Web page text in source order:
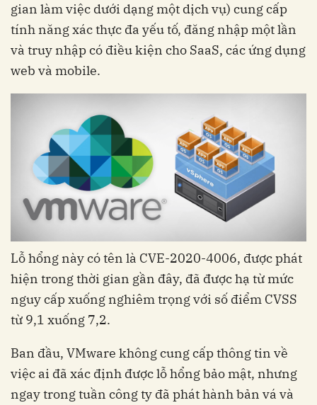
gian làm việc dưới dạng một dịch vụ) cung cấp
tính năng xác thực đa yếu tố, đăng nhập một lần
và truy nhập có điều kiện cho SaaS, các ứng dụng
web và mobile.
Lỗ hổng này có tên là CVE-2020-4006, được phát
hiện trong thời gian gần đây, đã được hạ từ mức
nguy cấp xuống nghiêm trọng với số điểm CVSS
từ 9,1 xuống 7,2.
Ban đầu, VMware không cung cấp thông tin về
việc ai đã xác định được lỗ hổng bảo mật, nhưng
ngay trong tuần công ty đã phát hành bản vá và